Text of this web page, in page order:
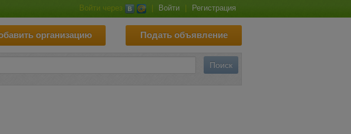
Войти через Войти Регистрация
Подать объявление
организацию